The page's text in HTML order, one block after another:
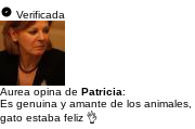
Verificada
Aurea opina de Patricia:
Es genuina y amante de los
gato estaba feliz 👌